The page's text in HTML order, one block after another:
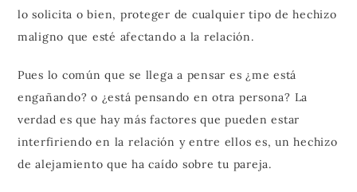
lo solicita o bien, proteger de cualquier tipo de hechizo
maligno que esté afectando a la relación.
Pues lo común que se llega a pensar es ¿me está
engañando? o ¿está pensando en otra persona? La
verdad es que hay más factores que pueden estar
interfiriendo en la relación y entre ellos es, un hechizo
de alejamiento que ha caído sobre tu pareja.